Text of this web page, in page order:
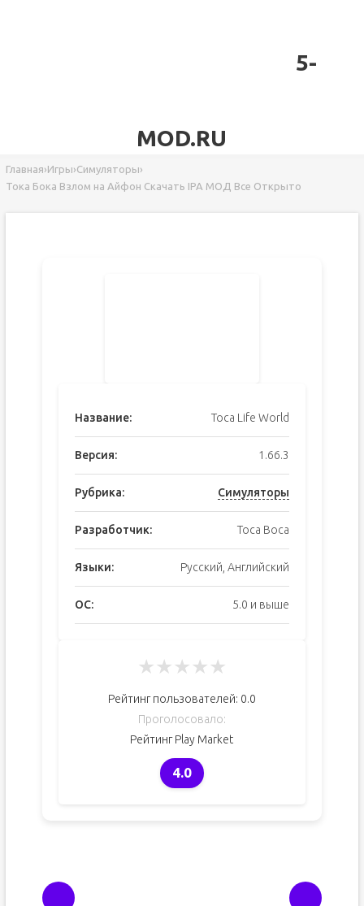
5-
MOD.RU
Главная›Игры›Симуляторы›
Тока Бока Взлом на Айфон Скачать IPA МОД Все Открыто
Название: Toca Life World
Версия: 1.66.3
Рубрика: Симуляторы
Разработчик: Toca Boca
Языки: Русский, Английский
ОС: 5.0 и выше
★★★★★
Рейтинг пользователей: 0.0
Проголосовало:
Рейтинг Play Market
4.0